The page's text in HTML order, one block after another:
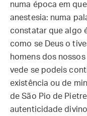
numa época em
anestesia: numa
constatar que algo
como se Deus o
homens dos
vede se podeis
existência ou de
de São Pio de
autenticidade